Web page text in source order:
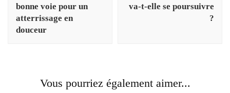
bonne voie pour un
atterrissage en
douceur
va-t-elle se poursuivre
?
Vous pourriez également aimer...